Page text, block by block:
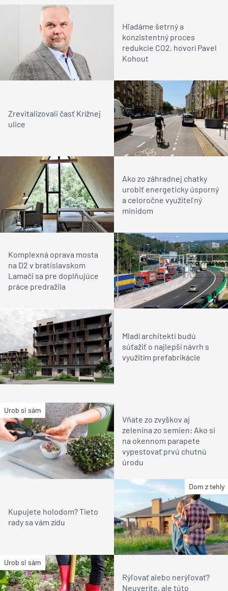
Hľadáme šetrný a
konzistentný proces
redukcie CO2, hovorí Pavel
Kohout
Zrevitalizovali časť Krížnej
ulice
Ako zo záhradnej chatky
urobiť energeticky úsporný
a celoročne využiteľný
minidom
Komplexná oprava mosta
na D2 v bratislavskom
Lamači sa pre doplňujúce
práce predražila
Mladí architekti budú
súťažiť o najlepší návrh s
využitím prefabrikácie
Urob si sám
Vňate zo zvyškov aj
zelenina zo semien: Ako si
na okennom parapete
vypestovať prvú chutnú
úrodu
Dom z tehly
Kupujete holodom? Tieto
rady sa vám zídu
Urob si sám
Rýľovať alebo nerýľovať?
Neuveríte, ale túto